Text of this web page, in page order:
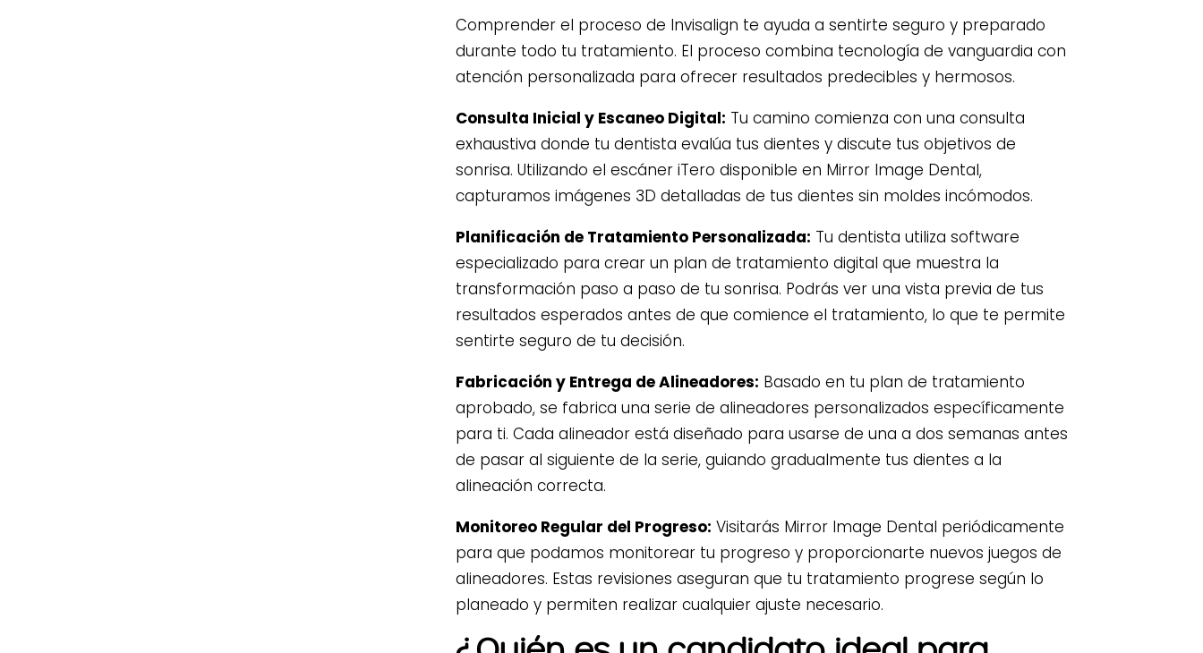
Comprender el proceso de Invisalign te ayuda a sentirte seguro y preparado
durante todo tu tratamiento. El proceso combina tecnología de vanguardia con
atención personalizada para ofrecer resultados predecibles y hermosos.
Consulta Inicial y Escaneo Digital: Tu camino comienza con una consulta
exhaustiva donde tu dentista evalúa tus dientes y discute tus objetivos de
sonrisa. Utilizando el escáner iTero disponible en Mirror Image Dental,
capturamos imágenes 3D detalladas de tus dientes sin moldes incómodos.
Planificación de Tratamiento Personalizada: Tu dentista utiliza software
especializado para crear un plan de tratamiento digital que muestra la
transformación paso a paso de tu sonrisa. Podrás ver una vista previa de tus
resultados esperados antes de que comience el tratamiento, lo que te permite
sentirte seguro de tu decisión.
Fabricación y Entrega de Alineadores: Basado en tu plan de tratamiento
aprobado, se fabrica una serie de alineadores personalizados específicamente
para ti. Cada alineador está diseñado para usarse de una a dos semanas antes
de pasar al siguiente de la serie, guiando gradualmente tus dientes a la
alineación correcta.
Monitoreo Regular del Progreso: Visitarás Mirror Image Dental periódicamente
para que podamos monitorear tu progreso y proporcionarte nuevos juegos de
alineadores. Estas revisiones aseguran que tu tratamiento progrese según lo
planeado y permiten realizar cualquier ajuste necesario.